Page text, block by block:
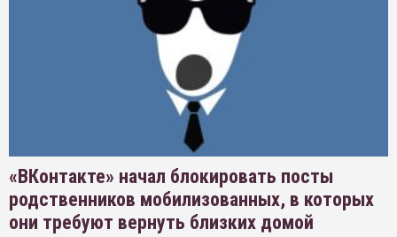
«ВКонтакте» начал блокировать посты
родственников мобилизованных, в которых
они требуют вернуть близких домой